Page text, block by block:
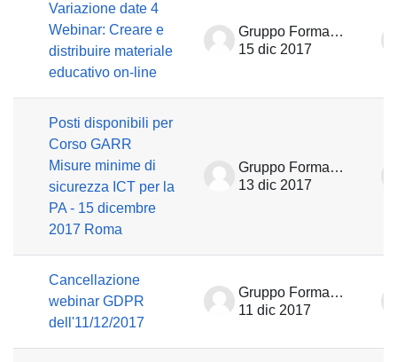
Variazione date 4
Webinar: Creare e
distribuire materiale
educativo on-line
Gruppo Formazione
15 dic 2017
Posti disponibili per
Corso GARR
Misure minime di
sicurezza ICT per la
PA - 15 dicembre
2017 Roma
Gruppo Formazione
13 dic 2017
Cancellazione
webinar GDPR
dell'11/12/2017
Gruppo Formazione
11 dic 2017